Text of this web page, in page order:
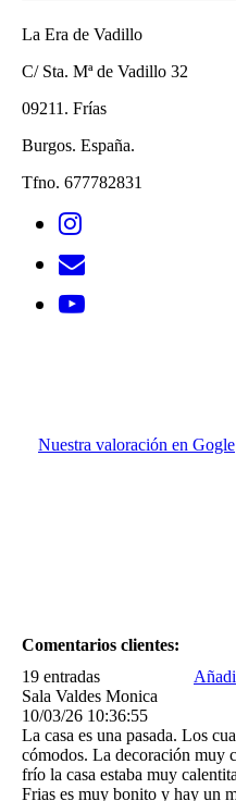
La Era de Vadillo
C/ Sta. Mª de Vadillo 32
09211. Frías
Burgos. España.
Tfno. 677782831
Nuestra valoración en Gogle
Comentarios clientes:
19 entradas
Sala Valdes Monica
10/03/26 10:36:55
La casa es una pasada. Los
cómodos. La decoración muy
frío la casa estaba muy
Frias es muy bonito y hay un